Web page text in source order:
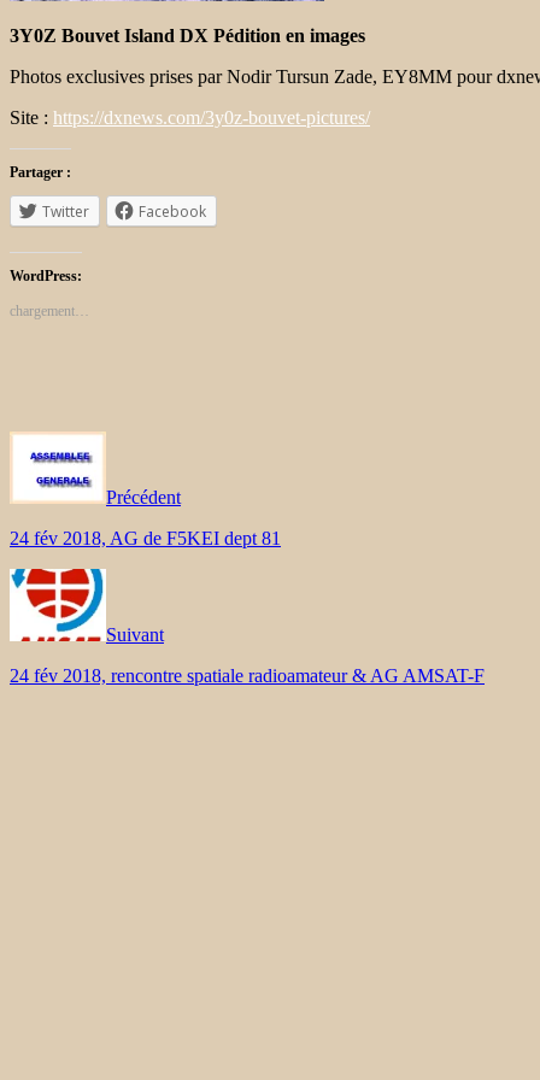
3Y0Z Bouvet Island DX Pédition en images
Photos exclusives prises par Nodir Tursun Zade, EY8MM pour
Site : https://dxnews.com/3y0z-bouvet-pictures/
Partager :
Twitter Facebook
WordPress:
chargement…
Précédent
24 fév 2018, AG de F5KEI dept 81
Suivant
24 fév 2018, rencontre spatiale radioamateur & AG AMSAT-F